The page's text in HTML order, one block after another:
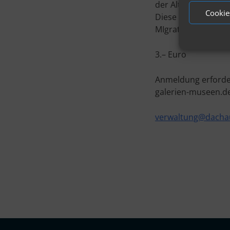
der Altstadt, was
Diese
3.– Euro
Anmeldung
galerien-